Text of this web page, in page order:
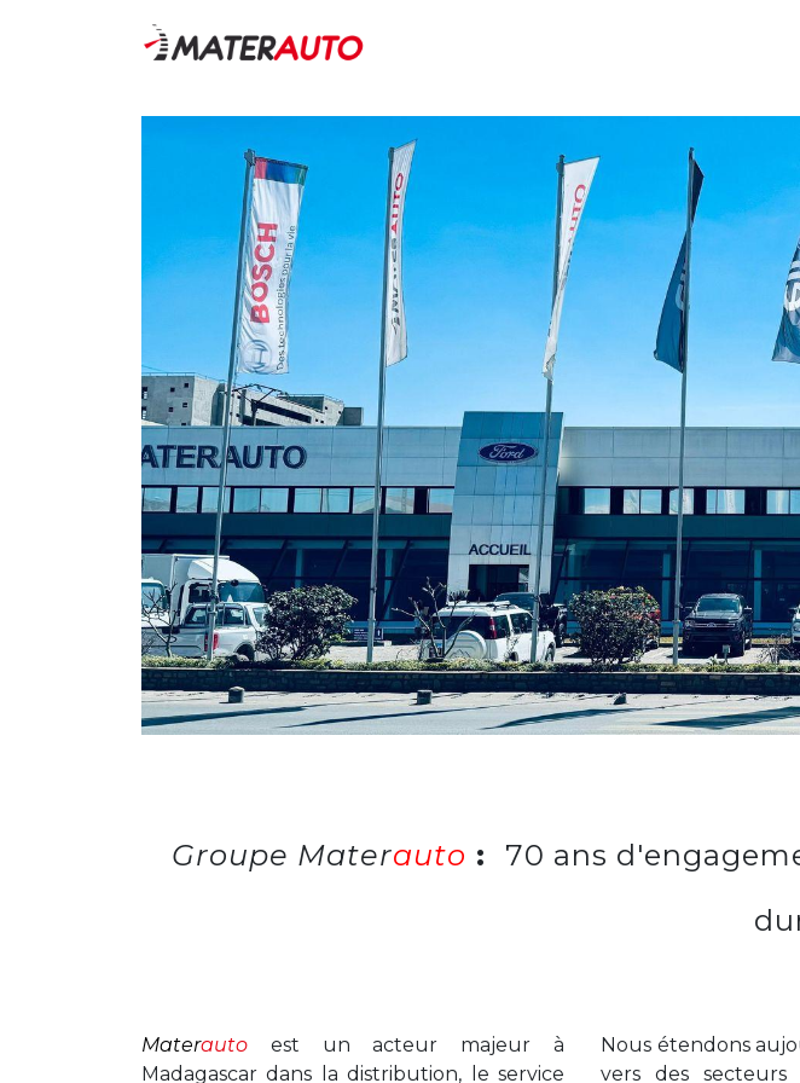
Groupe Materauto : 70 ans
Materauto est un acteur majeur à
Madagascar dans la distribution, le service
Nous étendons
vers des